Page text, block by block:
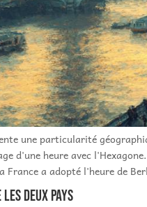
une particularité
d'une heure avec
France a adopté l'heure de
deux pays